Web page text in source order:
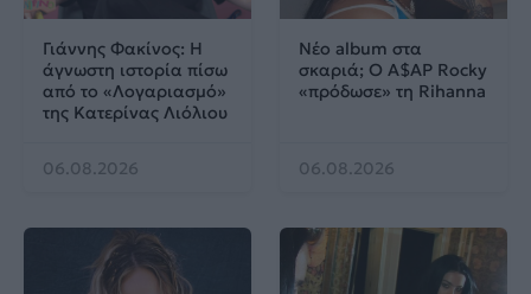
Γιάννης Φακίνος: Η
άγνωστη ιστορία πίσω
από το «Λογαριασμό»
της Κατερίνας Λιόλιου
06.08.2026
Νέο album στα
σκαριά; Ο A$AP Rocky
«πρόδωσε» τη Rihanna
06.08.2026